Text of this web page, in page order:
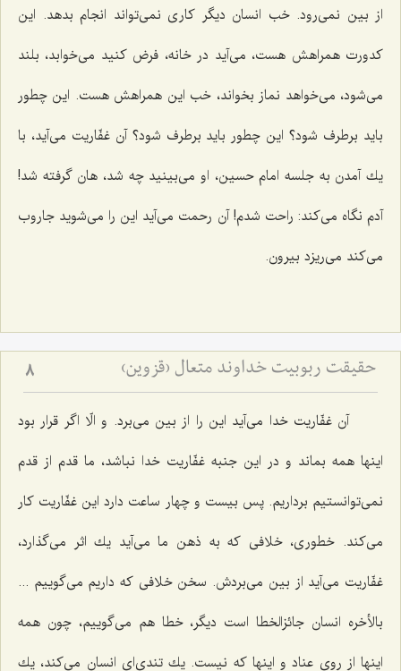
از بین نمی‌رود. خب انسان دیگر كاری نمی‌تواند انجام بدهد. این
كدورت همراهش هست، می‌آید در خانه، فرض كنید می‌خوابد، بلند
می‌شود، می‌خواهد نماز بخواند، خب این همراهش هست. این چطور
باید برطرف شود؟ این چطور باید برطرف شود؟ آن غفّاریت می‌آید، با
یك آمدن به جلسه امام حسین، او می‌بینید چه شد، هان گرفته شد!
آدم نگاه می‌كند: راحت شدم! آن رحمت می‌آید این را می‌شوید جاروب
می‌كند می‌ریزد بیرون.
حقیقت ربوبیت خداوند متعال (قزوین) 8
آن غفّاریت خدا می‌آید این را از بین می‌برد. و الّا اگر قرار بود
اینها همه بماند و در این جنبه غفّاریت خدا نباشد، ما قدم از قدم
نمی‌توانستیم برداریم. پس بیست و چهار ساعت دارد این غفّاریت كار
می‌كند. خطوری، خلافی كه به ذهن ما می‌آید یك اثر می‌گذارد،
غفّاریت می‌آید از بین می‌بردش. سخن‌ خلافی كه داریم می‌گوییم ...
بالأخره انسان جائزالخطا است دیگر، خطا هم می‌گوییم، چون همه
اینها از روی عناد و اینها كه نیست. یك تندی‌ای انسان می‌كند، یك